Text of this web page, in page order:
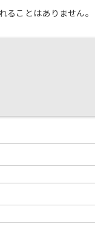
ることはありません。